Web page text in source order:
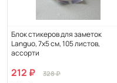
Блок стикеров для заметок
Languo, 7х5 см, 105 листов,
ассорти
212
328